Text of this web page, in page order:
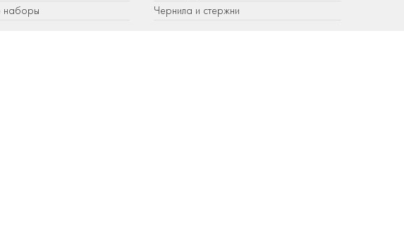
наборы
Чернила и стержни